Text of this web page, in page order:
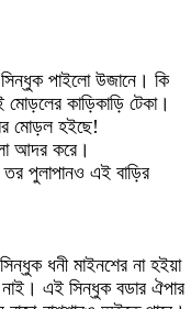
পাইলো উজানে। কি
কাড়িকাড়ি টেকা।
মোড়ল হইছে!
আদর করে।
পুলাপানও এই বাড়ির
ধনী মাইনশের না হইয়া
এই সিন্ধুক বডার ঐপার